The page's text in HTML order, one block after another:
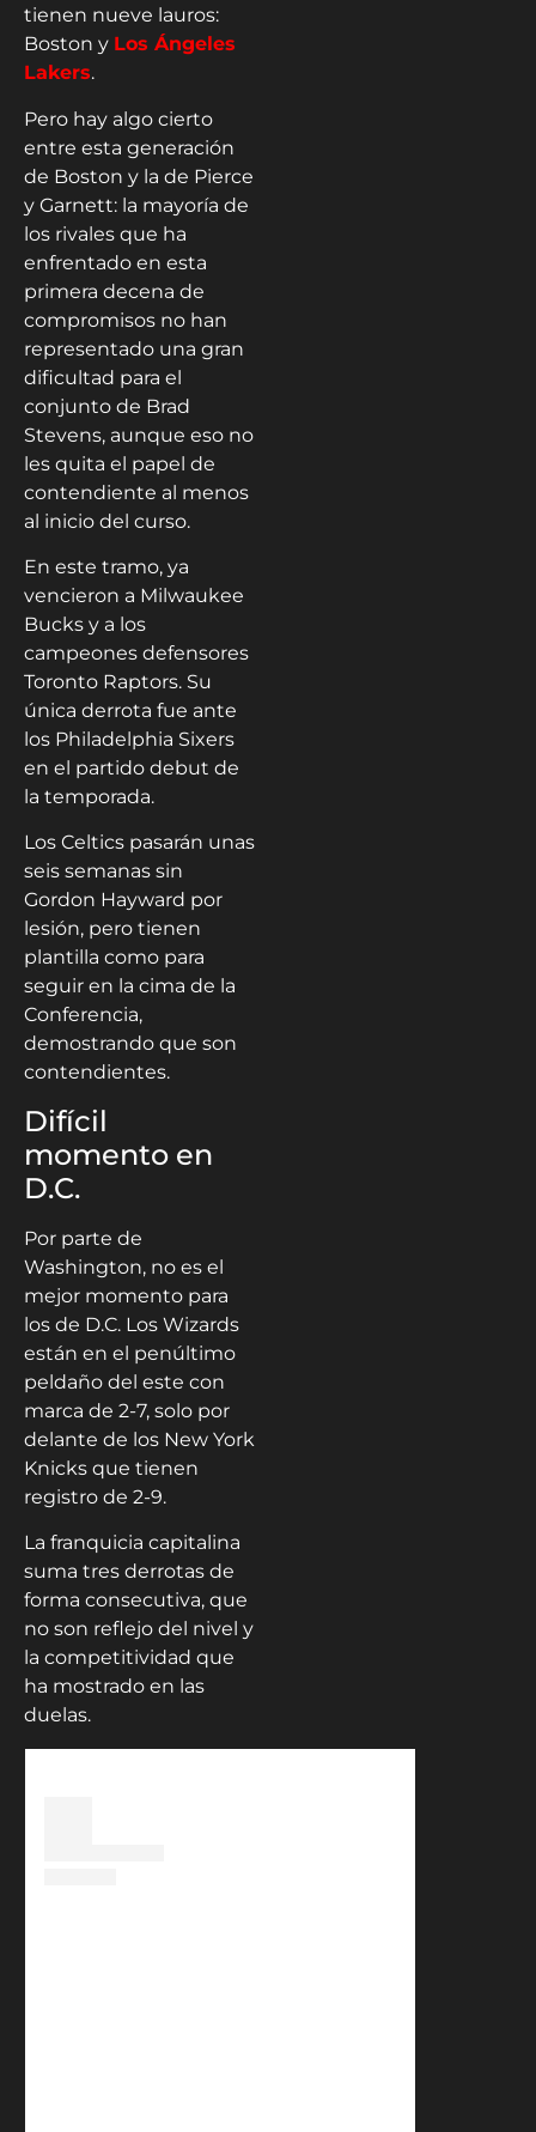
tienen nueve lauros:
Boston y Los Ángeles
Lakers.
Pero hay algo cierto
entre esta generación
de Boston y la de Pierce
y Garnett: la mayoría de
los rivales que ha
enfrentado en esta
primera decena de
compromisos no han
representado una gran
dificultad para el
conjunto de Brad
Stevens, aunque eso no
les quita el papel de
contendiente al menos
al inicio del curso.
En este tramo, ya
vencieron a Milwaukee
Bucks y a los
campeones defensores
Toronto Raptors. Su
única derrota fue ante
los Philadelphia Sixers
en el partido debut de
la temporada.
Los Celtics pasarán unas
seis semanas sin
Gordon Hayward por
lesión, pero tienen
plantilla como para
seguir en la cima de la
Conferencia,
demostrando que son
contendientes.
Difícil
momento en
D.C.
Por parte de
Washington, no es el
mejor momento para
los de D.C. Los Wizards
están en el penúltimo
peldaño del este con
marca de 2-7, solo por
delante de los New York
Knicks que tienen
registro de 2-9.
La franquicia capitalina
suma tres derrotas de
forma consecutiva, que
no son reflejo del nivel y
la competitividad que
ha mostrado en las
duelas.